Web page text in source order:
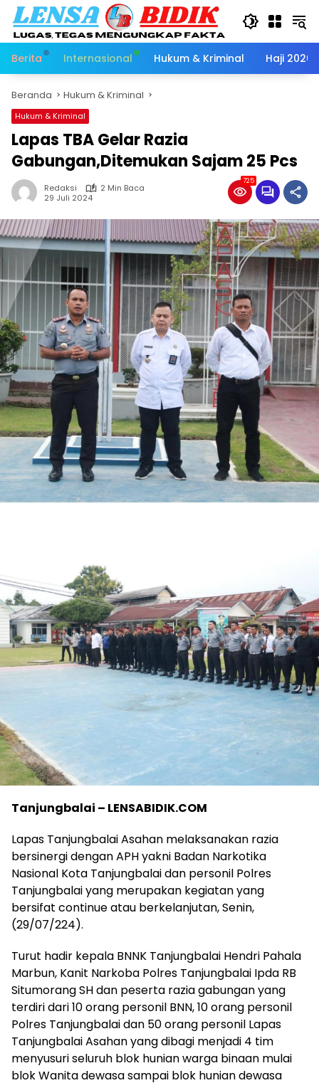
Langsung
konten
Berita
Internasional Hukum & Kriminal Haji 2026
Beranda Hukum & Kriminal
Hukum & Kriminal
Lapas TBA Gelar Razia
Gabungan,Ditemukan Sajam 25 Pcs
Redaksi
2 Min Baca
29 Juli 2024
725
Tanjungbalai – LENSABIDIK.COM
Lapas Tanjungbalai Asahan melaksanakan razia
bersinergi dengan APH yakni Badan Narkotika
Nasional Kota Tanjungbalai dan personil Polres
Tanjungbalai yang merupakan kegiatan yang
bersifat continue atau berkelanjutan, Senin,
(29/07/224).
Turut hadir kepala BNNK Tanjungbalai Hendri Pahala
Marbun, Kanit Narkoba Polres Tanjungbalai Ipda RB
Situmorang SH dan peserta razia gabungan yang
terdiri dari 10 orang personil BNN, 10 orang personil
Polres Tanjungbalai dan 50 orang personil Lapas
Tanjungbalai Asahan yang dibagi menjadi 4 tim
menyusuri seluruh blok hunian warga binaan mulai
blok Wanita dewasa sampai blok hunian dewasa